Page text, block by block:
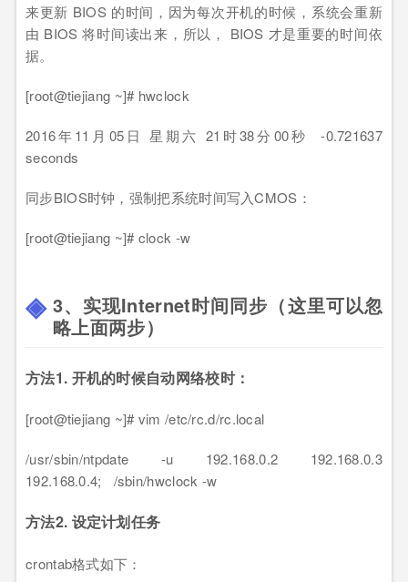
来更新 BIOS 的时间，因为每次开机的时候，系统会重新
由 BIOS 将时间读出来，所以， BIOS 才是重要的时间依
据。
[root@tiejiang ~]# hwclock
2016年11月05日 星期六 21时38分00秒 -0.721637
seconds
同步BIOS时钟，强制把系统时间写入CMOS：
[root@tiejiang ~]# clock -w
3、实现Internet时间同步（这里可以忽
略上面两步）
方法1. 开机的时候自动网络校时：
[root@tiejiang ~]# vim /etc/rc.d/rc.local
/usr/sbin/ntpdate -u 192.168.0.2 192.168.0.3
192.168.0.4; /sbin/hwclock -w
方法2. 设定计划任务
crontab格式如下：